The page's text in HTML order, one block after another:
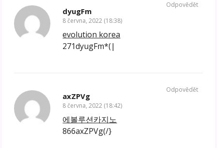
dyugFm
8 června, 2022 (18:38)
evolution korea
271dyugFm*(|
Odpovědět
axZPVg
8 června, 2022 (18:42)
에볼루션카지노
866axZPVg(/}
Odpovědět